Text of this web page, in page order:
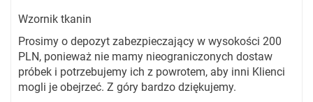
Wzornik tkanin
Prosimy o depozyt zabezpieczający w wysokości 200
PLN, ponieważ nie mamy nieograniczonych dostaw
próbek i potrzebujemy ich z powrotem, aby inni Klienci
mogli je obejrzeć. Z góry bardzo dziękujemy.